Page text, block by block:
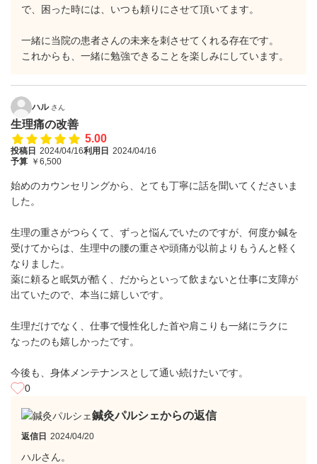
で、困った時には、いつも頼りにさせて頂いてます。
一緒に当院の患者さんの未来を刺させてくれる存在です。
これからも、一緒に勉強できることを楽しみにしています。
ハル さん
生理痛の改善
5.00
投稿日 2024/04/16利用日 2024/04/16
予算 ￥6,500
始めのカウンセリングから、とても丁寧に話を聞いてくださいま
した。
生理の重さがつらくて、ずっと悩んでいたのですが、何度か鍼を
受けてからは、生理中の腰の重さや頭痛が以前よりもうんと軽く
なりました。
薬に頼ると眠気が酷く、だからといって飲まないと仕事に支障が
出ていたので、本当に嬉しいです。
生理だけでなく、仕事で慢性化した首や肩こりも一緒にラクに
なったのも嬉しかったです。
今後も、身体メンテナンスとして通い続けたいです。
0
鍼灸パルシェからの返信
返信日 2024/04/20
ハルさん。